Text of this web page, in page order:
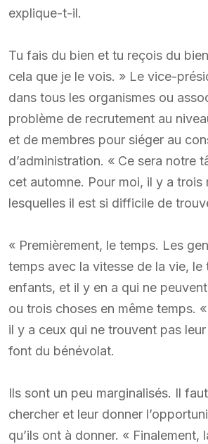
explique-t-il.
Tu fais du bien et tu reçois du
cela que je le vois. » Le vice-
dans tous les organismes ou
problème de recrutement au
et de membres pour siéger au
d’administration. « Ce sera notre
cet automne. Pour moi, il y a trois
lesquelles il est si difficile de
« Premièrement, le temps. Les
temps avec la vitesse de la vie, le
enfants, et il y en a qui ne
ou trois choses en même temps.
il y a ceux qui ne trouvent pas
font du bénévolat.
Ils sont un peu marginalisés. Il
chercher et leur donner
qu’ils ont à donner. « Finalement,